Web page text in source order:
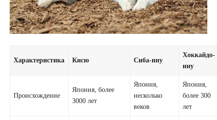
Характеристика Кисю Сиба-ину
Хоккайдо-
ину
Происхождение
Япония, более
3000 лет
Япония,
несколько
веков
Япония,
более 300
лет